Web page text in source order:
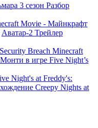
3 сезон Разбор
Movie - Майнкрафт
Аватар-2 Трейлер
Breach Minecraft
в игре Five Night’s
Night's at Freddy's:
Creepy Nights at